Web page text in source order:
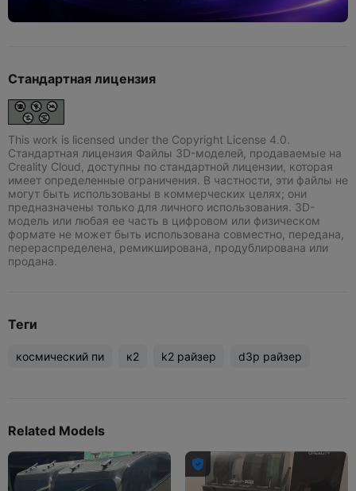
Стандартная лицензия
This work is licensed under the Copyright License 4.0.
Стандартная лицензия Файлы 3D-моделей, продаваемые на
Creality Cloud, доступны по стандартной лицензии, которая
имеет определенные ограничения. В частности, эти файлы не
могут быть использованы в коммерческих целях; они
предназначены только для личного использования. 3D-
модель или любая ее часть в цифровом или физическом
формате не может быть использована совместно, передана,
перераспределена, ремикширована, продублирована или
продана.
Теги
космический пи к2 k2 райзер d3p райзер
Related Models
